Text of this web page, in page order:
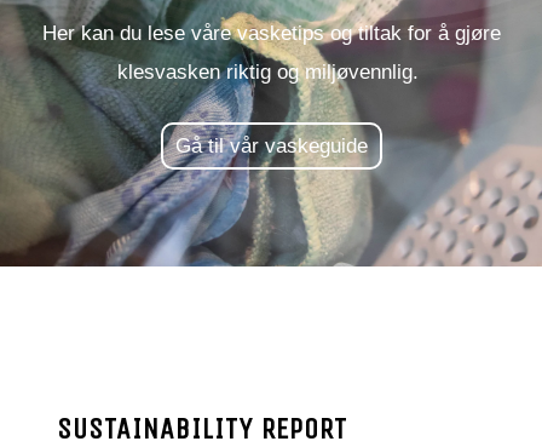
Her kan du lese våre vasketips og tiltak for å gjøre
klesvasken riktig og miljøvennlig.
Gå til vår vaskeguide
SUSTAINABILITY REPORT